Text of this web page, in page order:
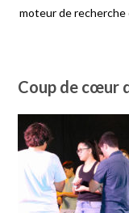
moteur de recherche
Coup de cœur